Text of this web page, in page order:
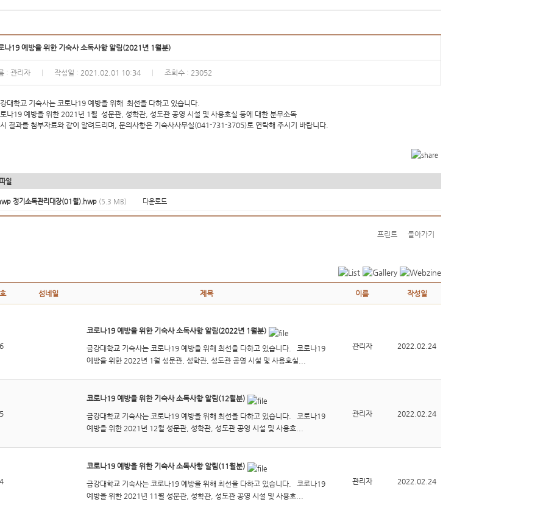
나19 예방을 위한 기숙사 소독사항 알림(2021년 1월분)
: 관리자 작성일 : 2021.02.01 10:34 조회수 : 23052
대학교 기숙사는 코로나19 예방을 위해 최선을 다하고 있습니다.
나19 예방을 위한 2021년 1월 성문관, 성학관, 성도관 공영 시설 및 사용호실 등에 대한 분무소독
결과를 첨부자료와 같이 알려드리며, 문의사항은 기숙사사무실(041-731-3705)로 연락해 주시기 바랍니다.
일
정기소독관리대장(01월).hwp (5.3 MB) 다운로드
프린트 돌아가기
섬네일 제목 이름 작성일
코로나19 예방을 위한 기숙사 소독사항 알림(2022년 1월분)
금강대학교 기숙사는 코로나19 예방을 위해 최선을 다하고 있습니다. 코로나19
예방을 위한 2022년 1월 성문관, 성학관, 성도관 공영 시설 및 사용호실...
관리자 2022.02.24
코로나19 예방을 위한 기숙사 소독사항 알림(12월분)
금강대학교 기숙사는 코로나19 예방을 위해 최선을 다하고 있습니다. 코로나19
예방을 위한 2021년 12월 성문관, 성학관, 성도관 공영 시설 및 사용호...
관리자 2022.02.24
코로나19 예방을 위한 기숙사 소독사항 알림(11월분)
금강대학교 기숙사는 코로나19 예방을 위해 최선을 다하고 있습니다. 코로나19
예방을 위한 2021년 11월 성문관, 성학관, 성도관 공영 시설 및 사용호...
관리자 2022.02.24